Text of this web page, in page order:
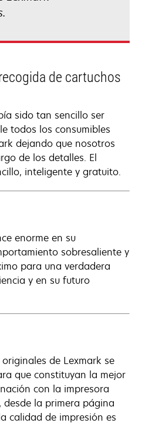
de cartuchos
sido tan sencillo ser
todos los consumibles
dejando que nosotros
de los detalles. El
inteligente y gratuito.
enorme en su
sobresaliente y
para una verdadera
y en su futuro
de Lexmark se
que constituyan la mejor
con la impresora
desde la primera página
calidad de impresión es